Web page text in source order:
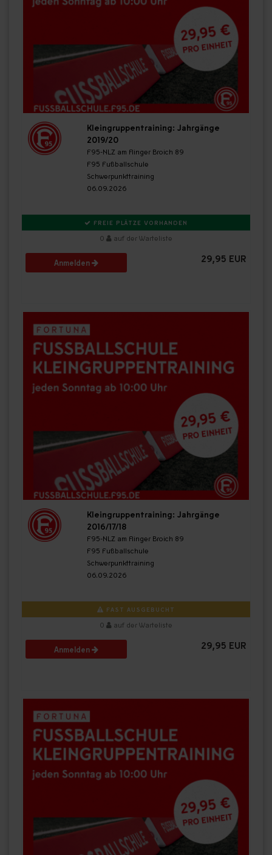
Kleingruppentraining: Jahrgänge
2019/20
F95-NLZ am Flinger Broich 89
F95 Fußballschule
Schwerpunkttraining
06.09.2026
FREIE PLÄTZE VORHANDEN
0 auf der Warteliste
Anmelden 29,95 EUR
Kleingruppentraining: Jahrgänge
2016/17/18
F95-NLZ am Flinger Broich 89
F95 Fußballschule
Schwerpunkttraining
06.09.2026
FAST AUSGEBUCHT
0 auf der Warteliste
Anmelden 29,95 EUR